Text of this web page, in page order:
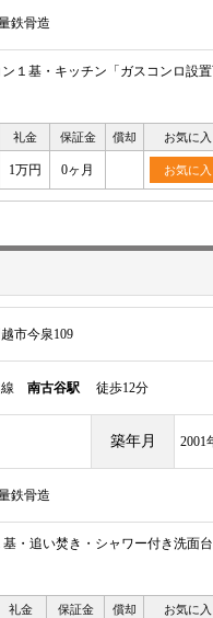
鉄骨造
基・キッチン「ガスコンロ設置
礼金 保証金 償却 お気に入
1万円 0ヶ月 お気に入
市今泉109
線 南古谷駅 徒歩12分
築年月 2001
鉄骨造
追い焚き・シャワー付き洗面
礼金 保証金 償却 お気に入